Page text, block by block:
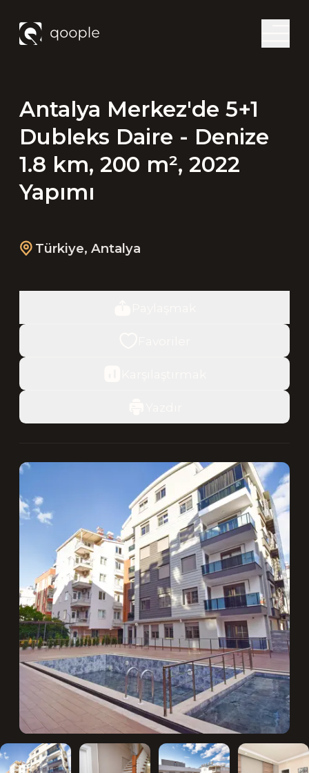
Antalya Merkez'de 5+1
Dubleks Daire - Denize
1.8 km, 200 m², 2022
Yapımı
Türkiye, Antalya